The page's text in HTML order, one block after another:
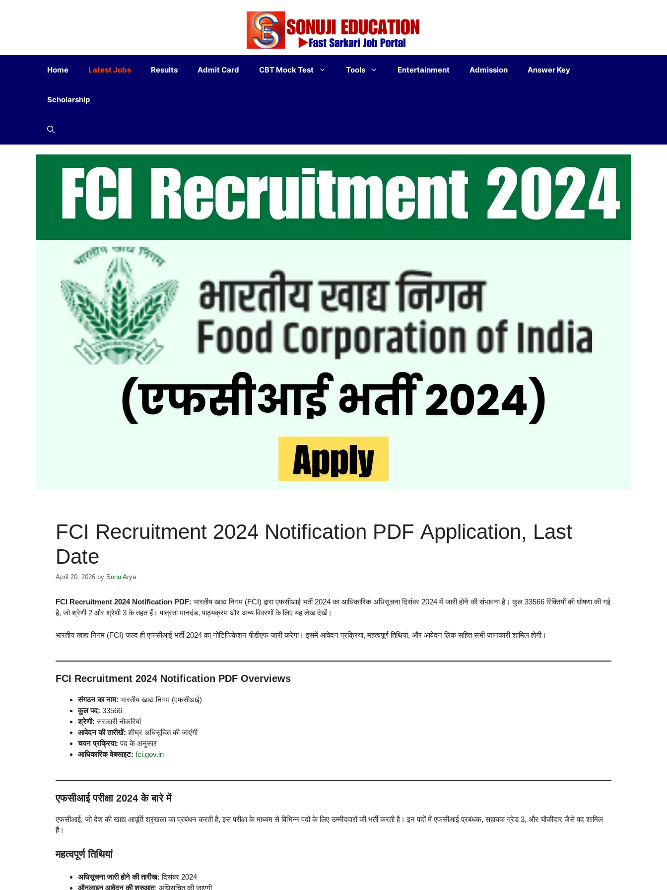
Home Latest Jobs Results Admit Card CBT Mock Test Tools Entertainment Admission Answer Key
Scholarship
FCI Recruitment 2024 Notification PDF Application, Last
Date
April 20, 2026 by Sonu Arya
FCI Recruitment 2024 Notification PDF: भारतीय खाद्य निगम (FCI) द्वारा एफसीआई भर्ती 2024 का आधिकारिक अधिसूचना दिसंबर 2024 में जारी होने की संभावना है। कुल 33566 रिक्तियों की घोषणा की गई
है, जो श्रेणी 2 और श्रेणी 3 के तहत हैं। पात्रता मानदंड, पाठ्यक्रम और अन्य विवरणों के लिए यह लेख देखें।
भारतीय खाद्य निगम (FCI) जल्द ही एफसीआई भर्ती 2024 का नोटिफिकेशन पीडीएफ जारी करेगा। इसमें आवेदन प्रक्रिया, महत्वपूर्ण तिथियां, और आवेदन लिंक सहित सभी जानकारी शामिल होगी।
FCI Recruitment 2024 Notification PDF Overviews
संगठन का नाम: भारतीय खाद्य निगम (एफसीआई)
कुल पद: 33566
श्रेणी: सरकारी नौकरियां
आवेदन की तारीखें: शीघ्र अधिसूचित की जाएंगी
चयन प्रक्रिया: पद के अनुसार
आधिकारिक वेबसाइट: fci.gov.in
एफसीआई परीक्षा 2024 के बारे में
एफसीआई, जो देश की खाद्य आपूर्ति श्रृंखला का प्रबंधन करती है, इस परीक्षा के माध्यम से विभिन्न पदों के लिए उम्मीदवारों की भर्ती करती है। इन पदों में एफसीआई प्रबंधक, सहायक ग्रेड 3, और चौकीदार जैसे पद शामिल
हैं।
महत्वपूर्ण तिथियां
अधिसूचना जारी होने की तारीख: दिसंबर 2024
ऑनलाइन आवेदन की शुरुआत: अधिसूचित की जाएगी